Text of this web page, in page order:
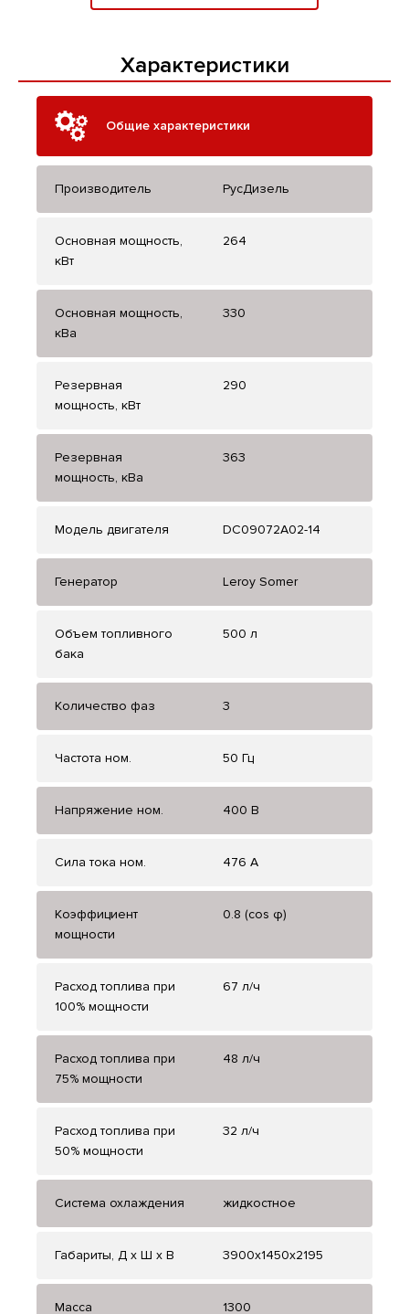
Характеристики
Общие характеристики
Производитель РусДизель
Основная мощность,
кВт
264
Основная мощность,
кВа
330
Резервная
мощность, кВт
290
Резервная
мощность, кВа
363
Модель двигателя DC09072A02-14
Генератор Leroy Somer
Объем топливного
бака
500 л
Количество фаз 3
Частота ном. 50 Гц
Напряжение ном. 400 В
Сила тока ном. 476 А
Коэффициент
мощности
0.8 (cos φ)
Расход топлива при
100% мощности
67 л/ч
Расход топлива при
75% мощности
48 л/ч
Расход топлива при
50% мощности
32 л/ч
Система охлаждения жидкостное
Габариты, Д x Ш x В 3900x1450x2195
Масса 1300